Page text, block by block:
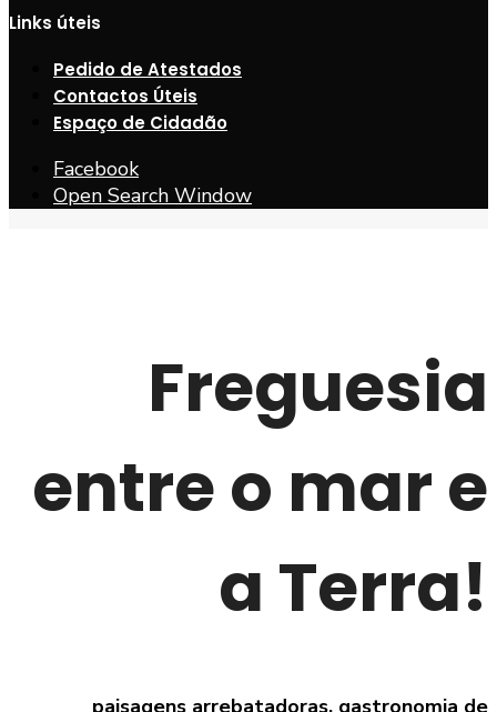
Links úteis
Pedido de Atestados
Contactos Úteis
Espaço de Cidadão
Facebook
Open Search Window
Freguesia
entre o mar e
a Terra!
paisagens arrebatadoras, gastronomia de